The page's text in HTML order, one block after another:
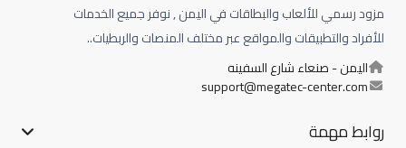
مزود رسمي للألعاب والبطاقات في اليمن , نوفر جميع الخدمات
للأفراد والتطبيقات والمواقع عبر مختلف المنصات والربطيات..
اليمن - صنعاء شارع السفينه
support@megatec-center.com
روابط مهمة